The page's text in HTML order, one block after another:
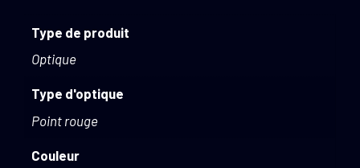
Type de produit
Optique
Type d'optique
Point rouge
Couleur